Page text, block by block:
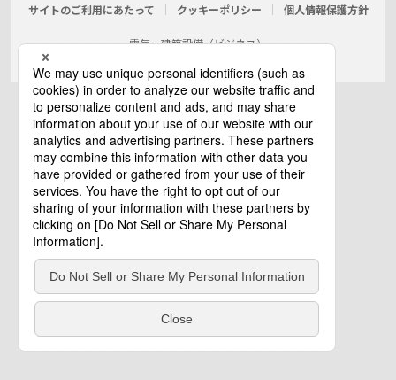
サイトのご利用にあたって クッキーポリシー 個人情報保護方針
電気・建築設備（ビジネス）